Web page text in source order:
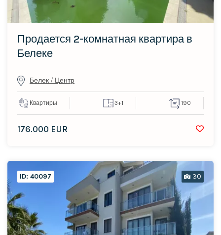
Продается 2-комнатная квартира в
Белеке
Белек / Центр
Квартиры 3+1 190
176.000 EUR
30
ID: 40097